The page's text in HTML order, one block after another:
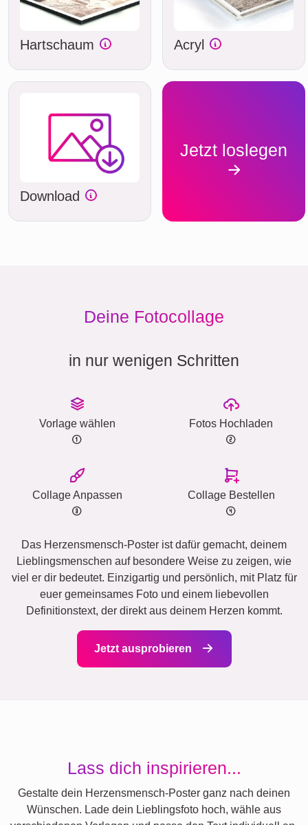
Hartschaum Acryl
Download
Jetzt loslegen
Deine Fotocollage
in nur wenigen Schritten
Vorlage wählen Fotos Hochladen
Collage Anpassen Collage Bestellen
Das Herzensmensch-Poster ist dafür gemacht, deinem
Lieblingsmenschen auf besondere Weise zu zeigen, wie
viel er dir bedeutet. Einzigartig und persönlich, mit Platz für
euer gemeinsames Foto und einem liebevollen
Definitionstext, der direkt aus deinem Herzen kommt.
Jetzt ausprobieren
Lass dich inspirieren...
Gestalte dein Herzensmensch-Poster ganz nach deinen
Wünschen. Lade dein Lieblingsfoto hoch, wähle aus